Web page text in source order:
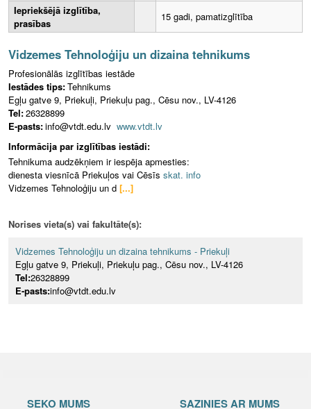
Iepriekšējā izglītība,
prasības
15 gadi, pamatizglītība
Vidzemes Tehnoloģiju un dizaina tehnikums
Profesionālās izglītības iestāde
Iestādes tips:Tehnikums
Egļu gatve 9, Priekuļi, Priekuļu pag., Cēsu nov., LV-4126
Tel:26328899
E-pasts:info@vtdt.edu.lv www.vtdt.lv
Informācija par izglītības iestādi:
Tehnikuma audzēkņiem ir iespēja apmesties:
dienesta viesnīcā Priekuļos vai Cēsīs skat. info
Vidzemes Tehnoloģiju un d [...]
Norises vieta(s) vai fakultāte(s):
Vidzemes Tehnoloģiju un dizaina tehnikums - Priekuļi
Egļu gatve 9, Priekuļi, Priekuļu pag., Cēsu nov., LV-4126
Tel:26328899
E-pasts:info@vtdt.edu.lv
SEKO MUMS SAZINIES AR MUMS